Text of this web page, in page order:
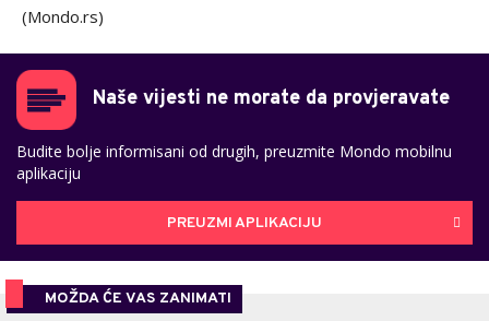
(Mondo.rs)
Naše vijesti ne morate da provjeravate
Budite bolje informisani od drugih, preuzmite Mondo mobilnu
aplikaciju
PREUZMI APLIKACIJU
MOŽDA ĆE VAS ZANIMATI